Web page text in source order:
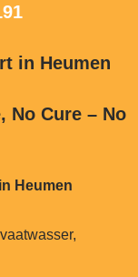
in Heumen
No Cure – No
Heumen